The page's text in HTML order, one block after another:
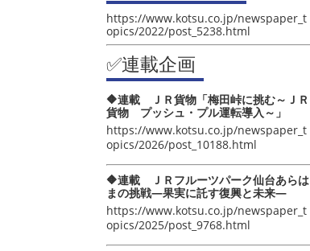
https://www.kotsu.co.jp/newspaper_t
opics/2022/post_5238.html
✅連載企画
🔶連載 ＪＲ貨物「梅田峠に挑む～ＪＲ
貨物 プッシュ・プル運転導入～」
https://www.kotsu.co.jp/newspaper_t
opics/2026/post_10188.html
🔶連載 ＪＲフルーツパーク仙台あらは
まの挑戦―果実に託す復興と未来―
https://www.kotsu.co.jp/newspaper_t
opics/2025/post_9768.html